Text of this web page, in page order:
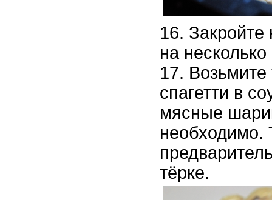
Закройте
на
Возьмите
спагетти в
мясные
необходимо.
тёрке.